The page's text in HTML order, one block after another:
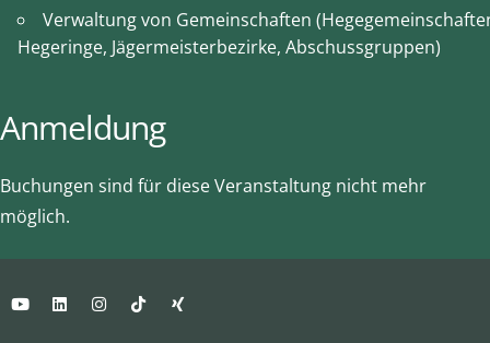
Verwaltung von Gemeinschaften
Hegeringe, Jägermeisterbezirke, Abschussgruppen)
Anmeldung
Buchungen sind für diese Veranstaltung nicht mehr
möglich.